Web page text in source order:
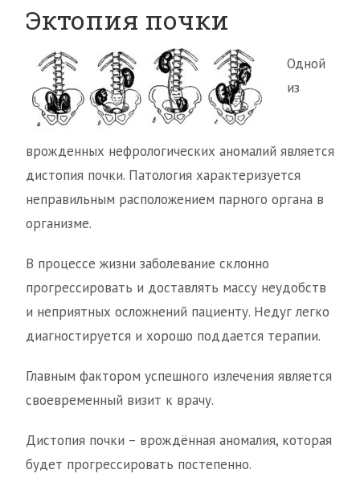
Эктопия почки
Одной
из
врожденных нефрологических аномалий является
дистопия почки. Патология характеризуется
неправильным расположением парного органа в
организме.
В процессе жизни заболевание склонно
прогрессировать и доставлять массу неудобств
и неприятных осложнений пациенту. Недуг легко
диагностируется и хорошо поддается терапии.
Главным фактором успешного излечения является
своевременный визит к врачу.
Дистопия почки – врождённая аномалия, которая
будет прогрессировать постепенно.